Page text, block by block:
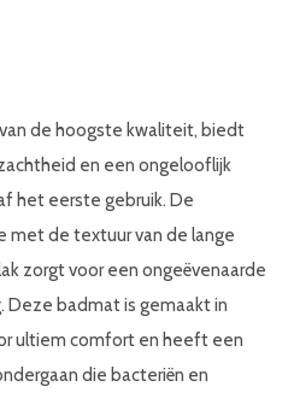
de hoogste kwaliteit, biedt
en een ongelooflijk
het eerste gebruik. De
met de textuur van de lange
zorgt voor een ongeëvenaarde
Deze badmat is gemaakt in
ultiem comfort en heeft een
die bacteriën en